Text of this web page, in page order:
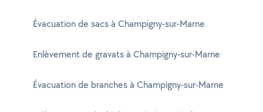
Évacuation de sacs à Champigny-sur-Marne
Enlèvement de gravats à Champigny-sur-Marne
Évacuation de branches à Champigny-sur-Marne